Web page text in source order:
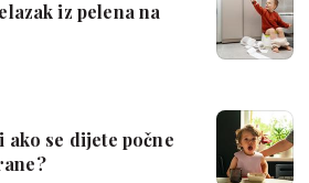
iz pelena na
ako se dijete počne